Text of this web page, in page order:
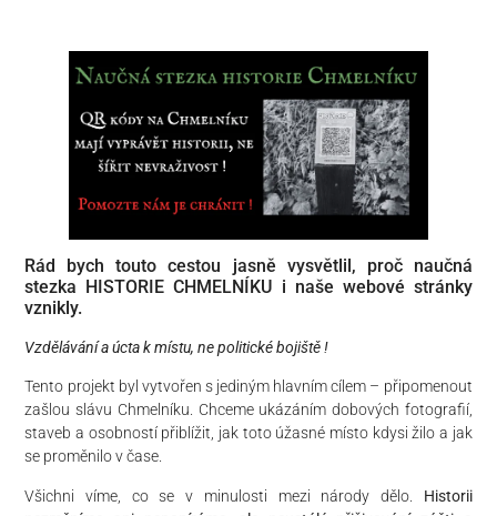
​Rád bych touto cestou jasně vysvětlil, proč naučná
stezka HISTORIE CHMELNÍKU i naše webové stránky
vznikly.
​Vzdělávání a úcta k místu, ne politické bojiště !
​Tento projekt byl vytvořen s jediným hlavním cílem – připomenout
zašlou slávu Chmelníku. Chceme ukázáním dobových fotografií,
staveb a osobností přiblížit, jak toto úžasné místo kdysi žilo a jak
se proměnilo v čase.
​Všichni víme, co se v minulosti mezi národy dělo.
Historii